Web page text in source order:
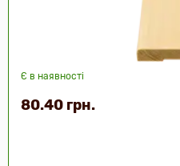
Є в наявності
80.40 грн.